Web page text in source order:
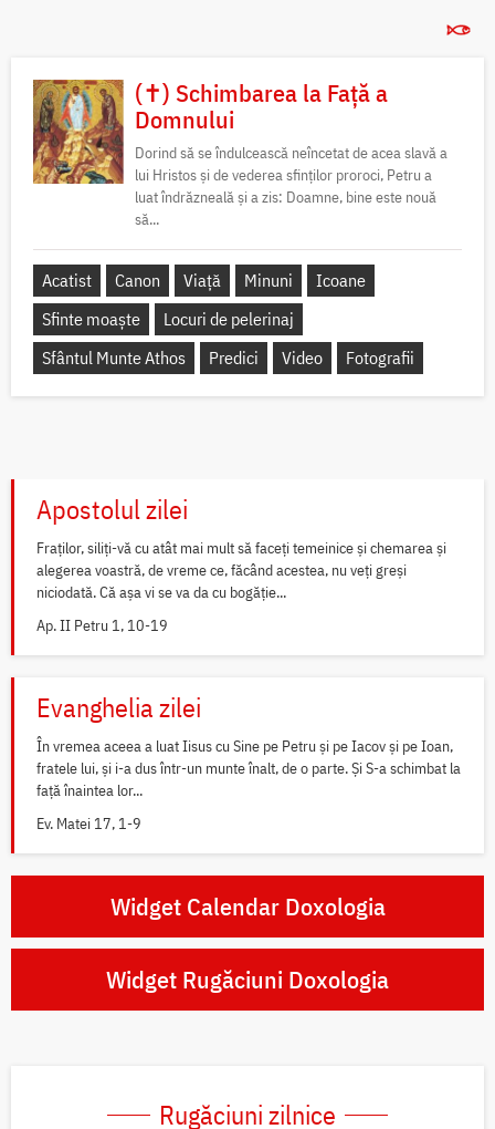
(✝) Schimbarea la Față a
Domnului
Dorind să se îndulcească neîncetat de acea slavă a
lui Hristos și de vederea sfinților proroci, Petru a
luat îndrăzneală și a zis: Doamne, bine este nouă
să...
Acatist Canon Viață Minuni
Icoane
Sfinte moaște
Locuri de pelerinaj
Sfântul Munte Athos
Predici Video Fotografii
Apostolul zilei
Fraților, siliți-vă cu atât mai mult să faceți temeinice și chemarea și
alegerea voastră, de vreme ce, făcând acestea, nu veți greși
niciodată. Că așa vi se va da cu bogăție...
Ap. II Petru 1, 10-19
Evanghelia zilei
În vremea aceea a luat Iisus cu Sine pe Petru și pe Iacov și pe Ioan,
fratele lui, și i-a dus într-un munte înalt, de o parte. Și S-a schimbat la
față înaintea lor...
Ev. Matei 17, 1-9
Widget Calendar Doxologia
Widget Rugăciuni Doxologia
Rugăciuni zilnice